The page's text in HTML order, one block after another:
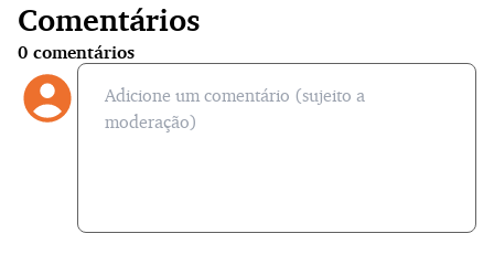
Comentários
0 comentários